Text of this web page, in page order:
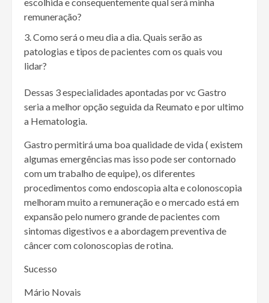
escolhida e consequentemente qual será minha
remuneração?
Como será o meu dia a dia. Quais serão as
patologias e tipos de pacientes com os quais vou
lidar?
Dessas 3 especialidades apontadas por vc Gastro
seria a melhor opção seguida da Reumato e por ultimo
a Hematologia.
Gastro permitirá uma boa qualidade de vida ( existem
algumas emergências mas isso pode ser contornado
com um trabalho de equipe), os diferentes
procedimentos como endoscopia alta e colonoscopia
melhoram muito a remuneração e o mercado está em
expansão pelo numero grande de pacientes com
sintomas digestivos e a abordagem preventiva de
câncer com colonoscopias de rotina.
Sucesso
Mário Novais